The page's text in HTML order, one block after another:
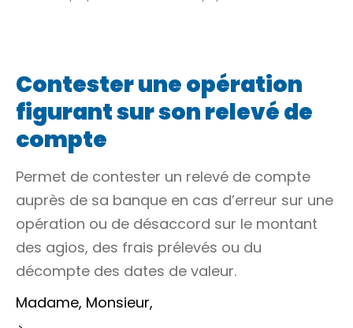
Contester une opération
figurant sur son relevé de
compte
Permet de contester un relevé de compte
auprès de sa banque en cas d’erreur sur une
opération ou de désaccord sur le montant
des agios, des frais prélevés ou du
décompte des dates de valeur.
Madame, Monsieur,